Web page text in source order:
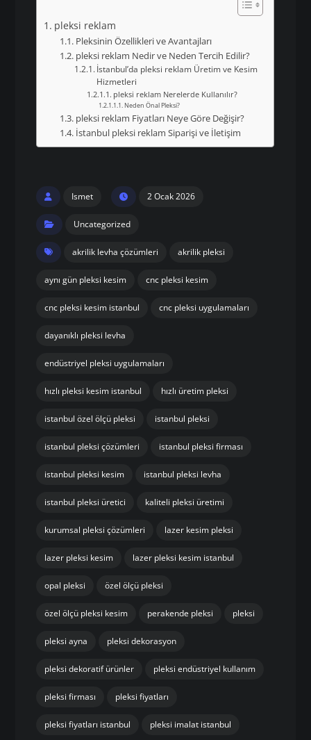
pleksi reklam
Pleksinin Özellikleri ve Avantajları
pleksi reklam Nedir ve Neden Tercih Edilir?
İstanbul’da pleksi reklam Üretim ve Kesim
Hizmetleri
pleksi reklam Nerelerde Kullanılır?
Neden Önal Pleksi?
pleksi reklam Fiyatları Neye Göre Değişir?
İstanbul pleksi reklam Siparişi ve İletişim
Ismet 2 Ocak 2026
Uncategorized
akrilik levha çözümleri akrilik pleksi
aynı gün pleksi kesim cnc pleksi kesim
cnc pleksi kesim istanbul cnc pleksi uygulamaları
dayanıklı pleksi levha
endüstriyel pleksi uygulamaları
hızlı pleksi kesim istanbul hızlı üretim pleksi
istanbul özel ölçü pleksi istanbul pleksi
istanbul pleksi çözümleri istanbul pleksi firması
istanbul pleksi kesim istanbul pleksi levha
istanbul pleksi üretici kaliteli pleksi üretimi
kurumsal pleksi çözümleri lazer kesim pleksi
lazer pleksi kesim lazer pleksi kesim istanbul
opal pleksi özel ölçü pleksi
özel ölçü pleksi kesim perakende pleksi pleksi
pleksi ayna pleksi dekorasyon
pleksi dekoratif ürünler pleksi endüstriyel kullanım
pleksi firması pleksi fiyatları
pleksi fiyatları istanbul pleksi imalat istanbul